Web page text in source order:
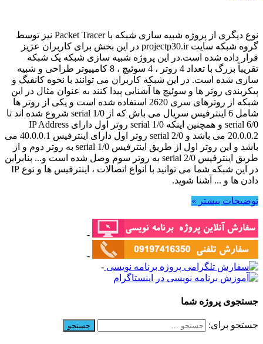
نوع دیگری از پروژه شبیه سازی شبکه با Packet Tracer نیز توسط
گروه شبکه سایت projectp30.ir در این بخش برای کاربران عزیز
قرار داده شده است.در این پروژه شبیه سازی شبکه یک شبکه
تقریباً بزرگ با تعداد 4 روتر ، 4 سوئیچ ، 8 کامپیوتر طراحی و شبیه
سازی شده است. در این شبکه کاربران می توانند با نحوه کانفیگ و
پیکربندی روتر ها و سوئیچ ها آشنایی پیدا کنند به عنوان مثال در این
شبکه از روترهای سری 2620 استفاده شده است و یکی از روتر ها
شامل 6 اینترفیس سریال می باش که از serial 1/0 شروع شده اند تا
serial 6/0 و همچنین اینکه serial 1/0 روتر اول دارای IP Address
20.0.0.2 می باشد و serial 2/0 روتر اول دارای اینترفیس 40.0.0.1 می
باشد و این روتر اول از طریق اینترفیس serial 1/0 به روتر دوم و از
طریق اینترفیس serial 2/0 به روتر سوم وصل شده است و... بنابراین
در این شبکه شما می توانید با انواع اتصالات ، اینترفیس ها و نوع IP
دادن ها و ... آشنا شوید.
توضیحات بیشتر »
-
-
-
جستجوی پروژه شما
جستجو برای: